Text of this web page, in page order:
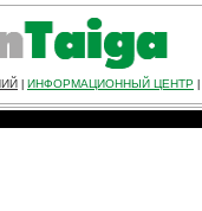
ИНФОРМАЦИОННЫЙ ЦЕНТР